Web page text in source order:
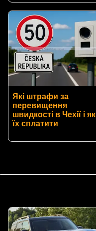
Які штрафи за
перевищення
швидкості в Чехії і як
їх сплатити